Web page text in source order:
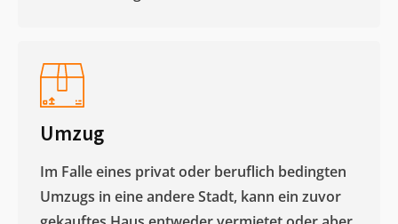
Umzug
Im Falle eines privat oder beruflich bedingten
Umzugs in eine andere Stadt, kann ein zuvor